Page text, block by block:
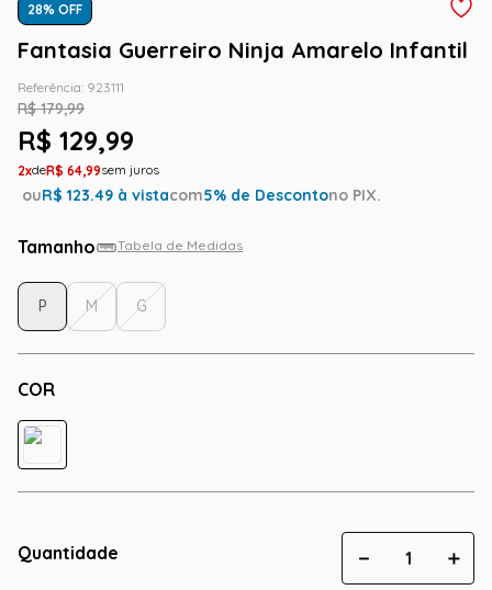
28% OFF
Fantasia Guerreiro Ninja Amarelo Infantil
Referência: 923111
R$ 179,99
R$ 129,99
2 R$ 64,99
ouR$ 123.49 à vistacom5% de Descontono PIX.
Tamanho Tabela de Medidas
COR
P M G
Quantidade ＋
－